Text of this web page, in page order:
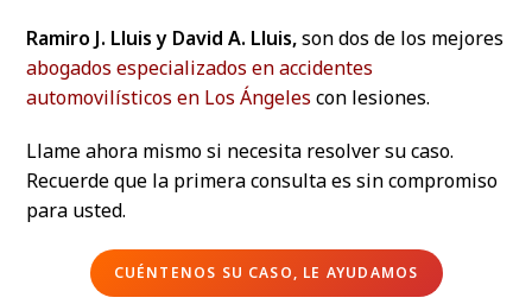
Ramiro J. Lluis y David A. Lluis,son dos de los mejores
abogados especializados en accidentes
automovilísticos en Los Ángeles con lesiones.
Llame ahora mismo si necesita resolver su caso.
Recuerde que la primera consulta es sin compromiso
para usted.
CUÉNTENOS SU CASO, LE AYUDAMOS